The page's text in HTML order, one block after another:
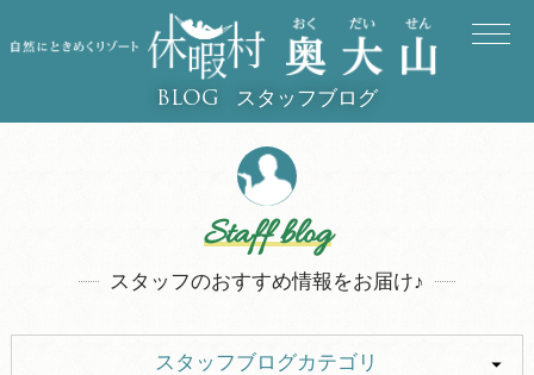
BLOG スタッフブログ
Staff blog
スタッフのおすすめ情報をお届け♪
スタッフブログカテゴリ